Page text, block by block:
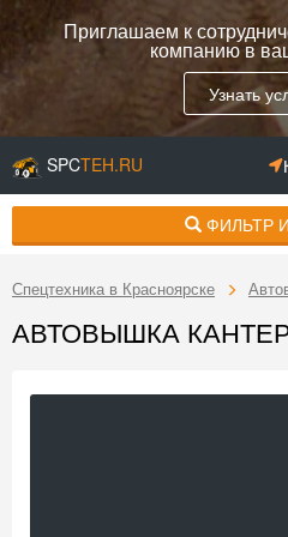
Приглашаем к
компанию в
Узнать
SPCTEH.RU
ФИЛЬТР
Спецтехника в Красноярске
АВТОВЫШКА КАНТЕР